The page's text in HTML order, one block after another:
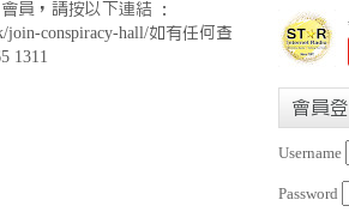
員，請按以下連結 ：
join-conspiracy-hall/如有任何查
1311
會員
Username
Password